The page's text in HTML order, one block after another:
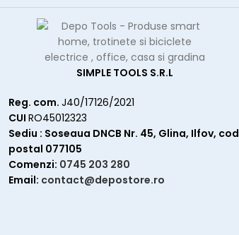
SIMPLE TOOLS S.R.L
Reg. com. J40/17126/2021
CUI RO45012323
Sediu : Soseaua DNCB Nr. 45, Glina, Ilfov, cod
postal 077105
Comenzi: 0745 203 280
Email: contact@depostore.ro